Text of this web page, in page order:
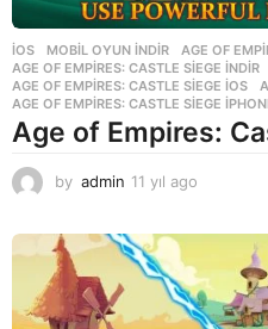
İOS ,MOBIL OYUN INDIR AGE OF
AGE OF EMPIRES: CASTLE SIEGE INDIR
AGE OF EMPIRES: CASTLE SIEGE IOS
,
AGE OF EMPIRES: CASTLE SIEGE
Age of Empires:
by admin 11 yıl ago
l
a
g